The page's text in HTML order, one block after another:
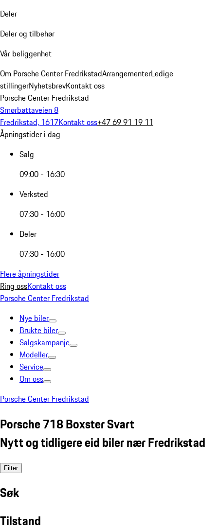
Deler
Deler og tilbehør
Vår beliggenhet
Om Porsche Center FredrikstadArrangementerLedige
stillingerNyhetsbrevKontakt oss
Porsche Center Fredrikstad
Smørbøttaveien 8
Fredrikstad, 1617Kontakt oss+47 69 91 19 11
Åpningstider i dag
Salg
09:00 - 16:30
Verksted
07:30 - 16:00
Deler
07:30 - 16:00
Flere åpningstider
Ring ossKontakt oss
Porsche Center Fredrikstad
Nye biler
Brukte biler
Salgskampanje
Modeller
Service
Om oss
Porsche Center Fredrikstad
Porsche 718 Boxster Svart
Nytt og tidligere eid biler nær Fredrikstad
Filter
Søk
Tilstand